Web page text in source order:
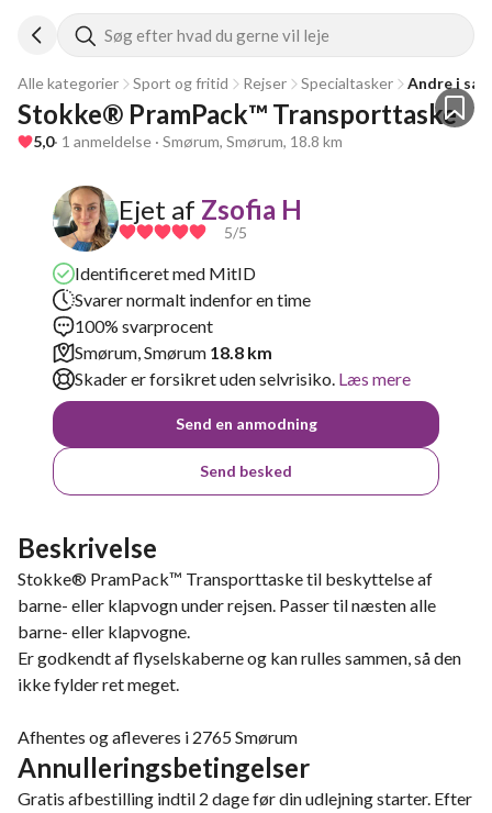
Søg efter hvad du gerne vil leje
Alle kategorier Sport og fritid Rejser Specialtasker Andre i
Stokke® PramPack™ Transporttaske
5,0· 1 anmeldelse · Smørum, Smørum, 18.8 km
Ejet af Zsofia H
5/5
Identificeret med MitID
Svarer normalt indenfor en time
100% svarprocent
Smørum, Smørum 18.8 km
Skader er forsikret uden selvrisiko. Læs mere
Send en anmodning
Send besked
Beskrivelse
Stokke® PramPack™ Transporttaske til beskyttelse af
barne- eller klapvogn under rejsen. Passer til næsten alle
barne- eller klapvogne.
Er godkendt af flyselskaberne og kan rulles sammen, så den
ikke fylder ret meget.
Afhentes og afleveres i 2765 Smørum
Annulleringsbetingelser
Gratis afbestilling indtil 2 dage før din udlejning starter. Efter